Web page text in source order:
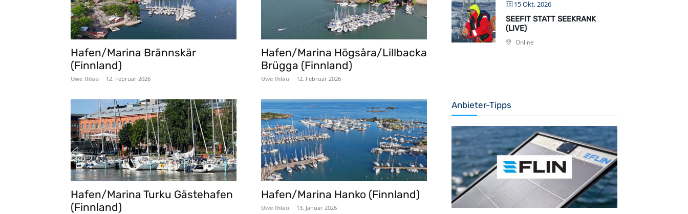
Hafen/Marina Brännskär
(Finnland)
Uwe Ihlau - 12. Februar 2026
Hafen/Marina Högsåra/Lillbacka
Brügga (Finnland)
Uwe Ihlau - 12. Februar 2026
Hafen/Marina Turku Gästehafen
(Finnland)
Hafen/Marina Hanko (Finnland)
Uwe Ihlau - 13. Januar 2026
15 Okt. 2026
SEEFIT STATT SEEKRANK
(LIVE)
Online
Anbieter-Tipps